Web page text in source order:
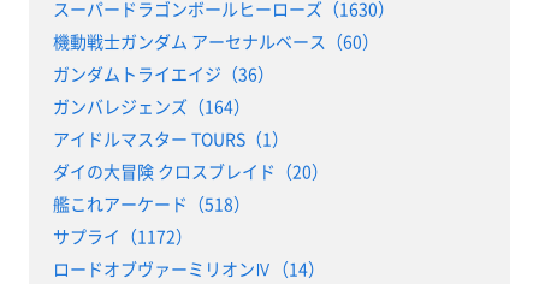
スーパードラゴンボールヒーローズ（1630）
機動戦士ガンダム アーセナルベース（60）
ガンダムトライエイジ（36）
ガンバレジェンズ（164）
アイドルマスター TOURS（1）
ダイの大冒険 クロスブレイド（20）
艦これアーケード（518）
サプライ（1172）
ロードオブヴァーミリオンⅣ（14）